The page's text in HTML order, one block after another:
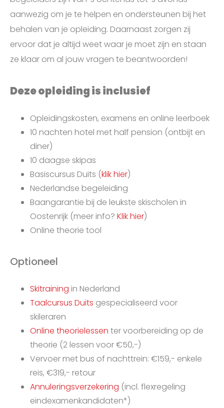
aanwezig om je te helpen en ondersteunen bij het
behalen van je opleiding. Daarnaast zorgen zij
ervoor dat je altijd weet waar je moet zijn en staan
ze klaar om al jouw vragen te beantwoorden!
Deze opleiding is inclusief
Opleidingskosten, examens en online leerboek
10 nachten hotel met half pension (ontbijt en
diner)
10 daagse skipas
Basiscursus Duits (klik hier)
Nederlandse begeleiding
Baangarantie bij de leukste skischolen in
Oostenrijk (meer info? Klik hier)
Online theorie tool
Optioneel
Skitraining in Nederland
Taalcursus Duits gespecialiseerd voor
skileraren
Online theorielessen ter voorbereiding op de
theorie (2 lessen voor €50,-)
Vervoer met bus of nachttrein: €159,- enkele
reis, €319,- retour
Annuleringsverzekering (incl. flexregeling
eindexamenkandidaten*)